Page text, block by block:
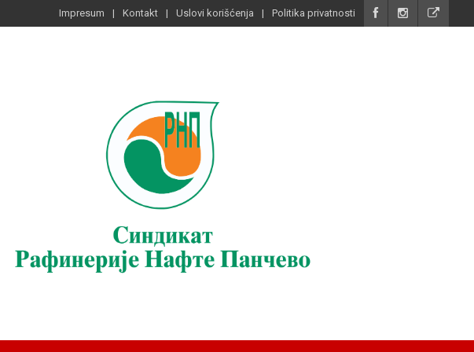
Impresum Kontakt Uslovi korišćenja Politika privatnosti